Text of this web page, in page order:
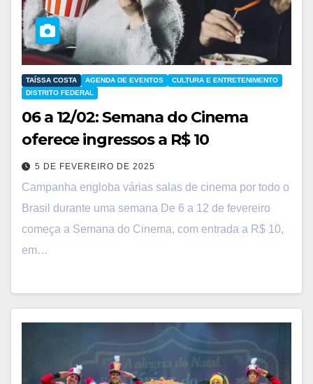
TAÍSSA COSTA AGENDA DE EVENTOS
CULTURA E ENTRETENIMENTO
DISTRITO FEDERAL
06 a 12/02: Semana do Cinema
oferece ingressos a R$ 10
5 DE FEVEREIRO DE 2025
Campanha engloba várias salas de cinema por todo o
Brasil durante uma semana De 6 a 12 de fevereiro
começa a Semana do Cinema, com entrada a R$ 10,
em…